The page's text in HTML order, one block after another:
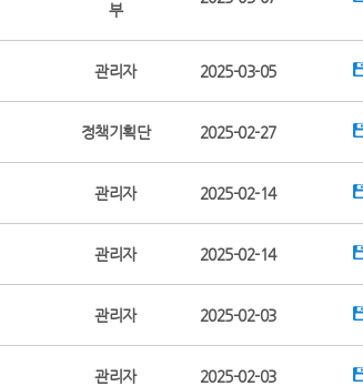
부
관리자 2025-03-05
정책기획단 2025-02-27
관리자 2025-02-14
관리자 2025-02-14
관리자 2025-02-03
관리자 2025-02-03